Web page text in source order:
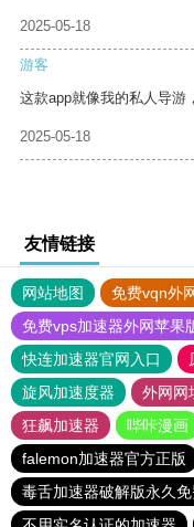
2025-05-18
游客
这款app就像我的私人导游
2025-05-18
友情链接
网站地图 免费vqn外
免费vps加速器外网苹果
快连加速器官网入口
旋风加速度器
外网网
狂飙加速器
哔咔漫画
falemon加速器官方正版
毒舌加速器破解版永久